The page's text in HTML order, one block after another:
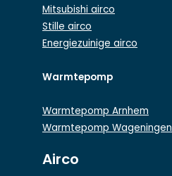
Mitsubishi airco
Stille airco
Energiezuinige airco
Warmtepomp
Warmtepomp Arnhem
Warmtepomp Wageningen
Airco